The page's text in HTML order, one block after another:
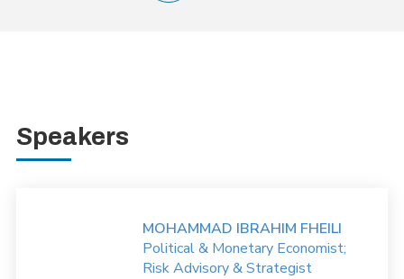
Speakers
MOHAMMAD IBRAHIM FHEILI
Political & Monetary Economist;
Risk Advisory & Strategist